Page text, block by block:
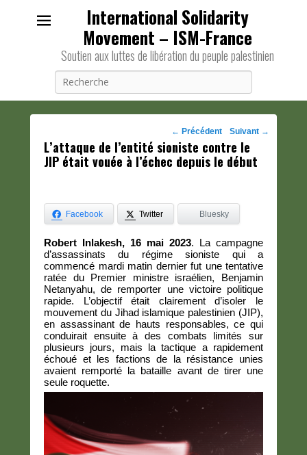
International Solidarity
Movement – ISM-France
Soutien aux luttes de libération du peuple palestinien
Navigation
des
posts
← Précédent Suivant →
L’attaque de l’entité sioniste contre le
JIP était vouée à l’échec depuis le début
Facebook Twitter Bluesky
Robert Inlakesh, 16 mai 2023. La campagne
d’assassinats du régime sioniste qui a
commencé mardi matin dernier fut une tentative
ratée du Premier ministre israélien, Benjamin
Netanyahu, de remporter une victoire politique
rapide. L’objectif était clairement d’isoler le
mouvement du Jihad islamique palestinien (JIP),
en assassinant de hauts responsables, ce qui
conduirait ensuite à des combats limités sur
plusieurs jours, mais la tactique a rapidement
échoué et les factions de la résistance unies
avaient remporté la bataille avant de tirer une
seule roquette.